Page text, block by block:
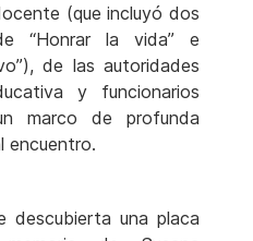
(que incluyó dos
“Honrar la vida” e
de las autoridades
y funcionarios
marco de profunda
encuentro.
descubierta una placa